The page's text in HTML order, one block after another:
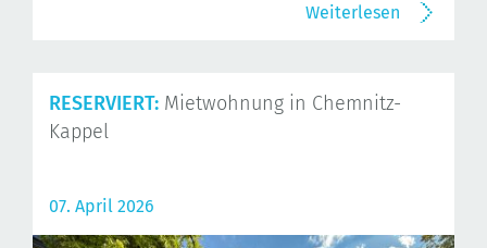
Weiterlesen
RESERVIERT: Mietwohnung in Chemnitz-
Kappel
07. April 2026